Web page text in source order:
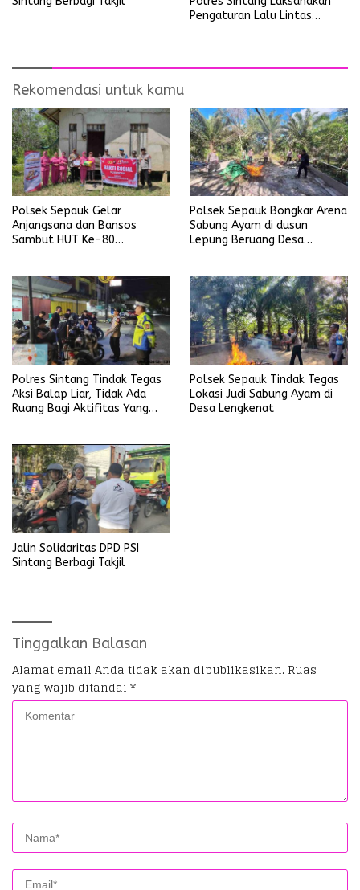
Pengaturan Lalu Lintas
Rekomendasi untuk kamu
Polsek Sepauk Gelar
Anjangsana dan Bansos
Sambut HUT Ke-80
Polsek Sepauk Bongkar Arena
Sabung Ayam di dusun
Lepung Beruang Desa
Polres Sintang Tindak Tegas
Aksi Balap Liar, Tidak Ada
Ruang Bagi Aktifitas Yang
Polsek Sepauk Tindak Tegas
Lokasi Judi Sabung Ayam di
Desa Lengkenat
Jalin Solidaritas DPD PSI
Sintang Berbagi Takjil
Tinggalkan Balasan
Alamat email Anda tidak akan dipublikasikan. Ruas
yang wajib ditandai *